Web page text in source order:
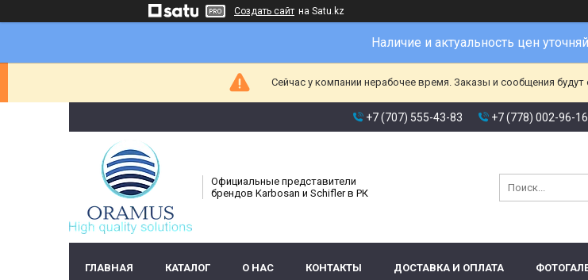
Создать сайт на Satu.kz
Наличие и актуальность цен
Сейчас у компании нерабочее время. Заказы и сообщения
+7 (707) 555-43-83 +7 (778) 002-96-16
Официальные представители
брендов Karbosan и Schifler в РК
ГЛАВНАЯ КАТАЛОГ О НАС КОНТАКТЫ ДОСТАВКА И ОПЛАТА